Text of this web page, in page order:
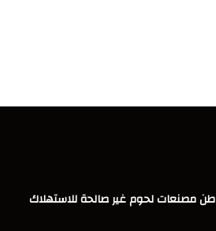
بيطري القليوبية : ضبط 7 طن مصنعات لحوم غير صالحة للاستهلاك